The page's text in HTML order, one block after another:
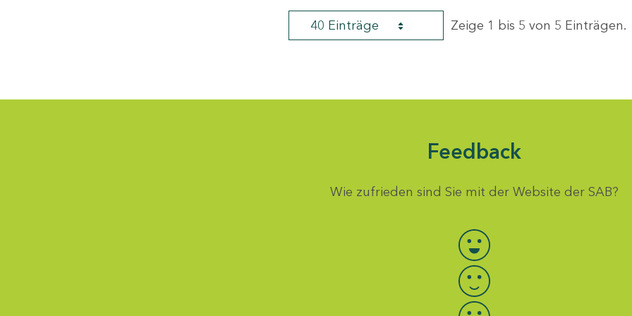
40 Einträge Zeige 1 bis 5 von 5 Einträgen.
Feedback
Wie zufrieden sind Sie mit der Website der SAB?
Bewertung auswählen